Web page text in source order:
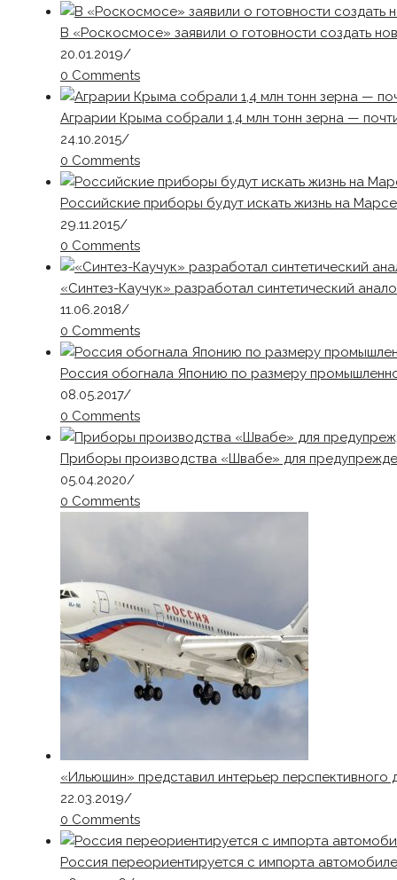
В «Роскосмосе» заявили о готовности создать
20.01.2019/
0 Comments
Аграрии Крыма собрали 1,4 млн тонн зерна —
24.10.2015/
0 Comments
Российские приборы будут искать жизнь на Марсе
29.11.2015/
0 Comments
«Синтез-Каучук» разработал синтетический
11.06.2018/
0 Comments
Россия обогнала Японию по размеру
08.05.2017/
0 Comments
Приборы производства «Швабе» для
05.04.2020/
0 Comments
«Ильюшин» представил интерьер
22.03.2019/
0 Comments
Россия переориентируется с импорта